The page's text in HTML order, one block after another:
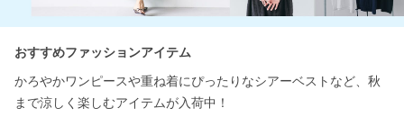
おすすめファッションアイテム
かろやかワンピースや重ね着にぴったりなシアーベストなど、秋
まで涼しく楽しむアイテムが入荷中！